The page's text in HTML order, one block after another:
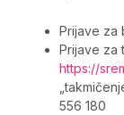
Prijave za
Prijave za
https://
556 180